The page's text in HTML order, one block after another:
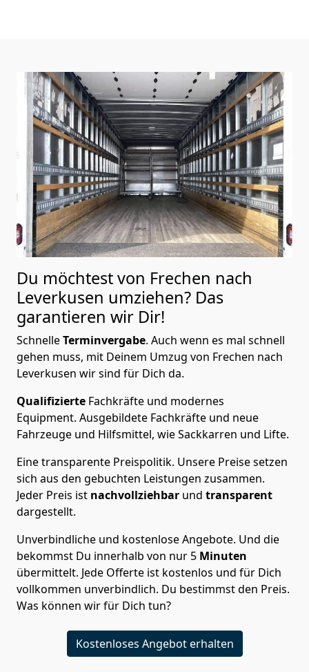
Du möchtest von Frechen nach
Leverkusen umziehen? Das
garantieren wir Dir!
SchnelleTerminvergabe. Auch wenn es mal schnell
gehen muss, mit Deinem Umzug von Frechen nach
Leverkusen wir sind für Dich da.
Qualifizierte Fachkräfte und modernes
Equipment. Ausgebildete Fachkräfte und neue
Fahrzeuge und Hilfsmittel, wie Sackkarren und Lifte.
Eine transparente Preispolitik. Unsere Preise setzen
sich aus den gebuchten Leistungen zusammen.
Jeder Preis ist nachvollziehbar und transparent
dargestellt.
Unverbindliche und kostenlose Angebote. Und die
bekommst Du innerhalb von nur 5 Minuten
übermittelt. Jede Offerte ist kostenlos und für Dich
vollkommen unverbindlich. Du bestimmst den Preis.
Was können wir für Dich tun?
Kostenloses Angebot erhalten